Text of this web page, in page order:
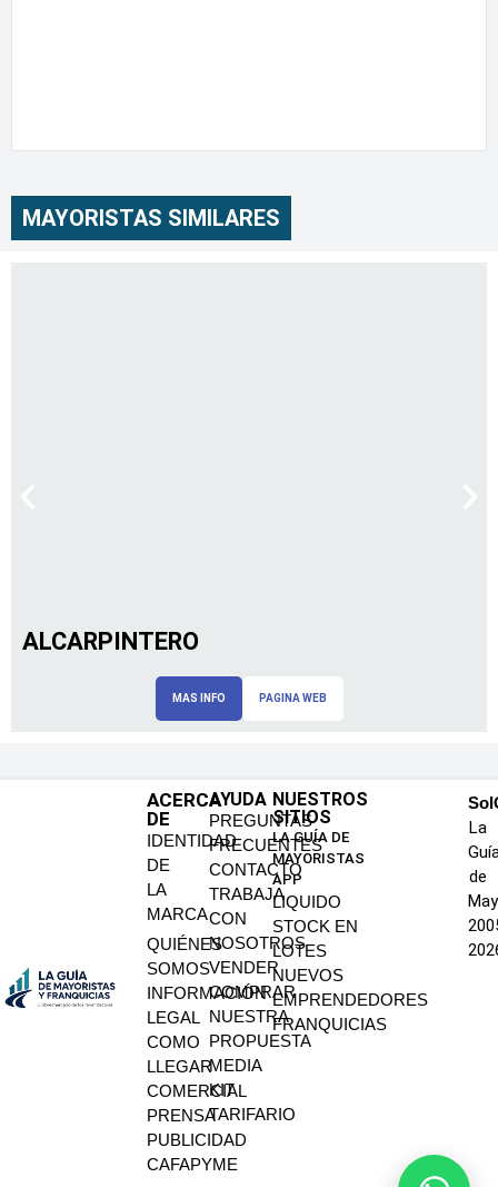
MAYORISTAS SIMILARES
ALCARPINTERO
MAS INFO PAGINA WEB
ACERCA
DE
IDENTIDAD
DE
LA
MARCA
QUIÉNES
SOMOS
INFORMACIÓN
LEGAL
COMO
LLEGAR
COMERCIAL
PRENSA
PUBLICIDAD
CAFAPYME
AYUDA
PREGUNTAS
FRECUENTES
CONTACTO
TRABAJA
CON
NOSOTROS
VENDER
COMPRAR
NUESTRA
PROPUESTA
MEDIA
KIT
TARIFARIO
NUESTROS
SITIOS
LA GUÍA DE
MAYORISTAS
APP
LIQUIDO
STOCK EN
LOTES
NUEVOS
EMPRENDEDORES
FRANQUICIAS
La
de